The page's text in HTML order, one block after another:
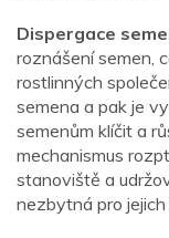
Dispergace
roznášení semen,
rostlinných
semena a pak je
semenům klíčit a
mechanismus
stanoviště a
nezbytná pro